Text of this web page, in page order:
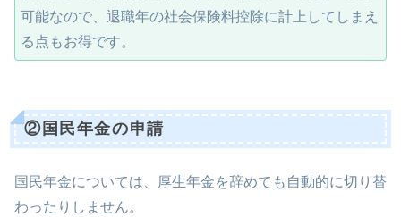
可能なので、退職年の社会保険料控除に計上してしまえ
る点もお得です。
②国民年金の申請
国民年金については、厚生年金を辞めても自動的に切り替
わったりしません。